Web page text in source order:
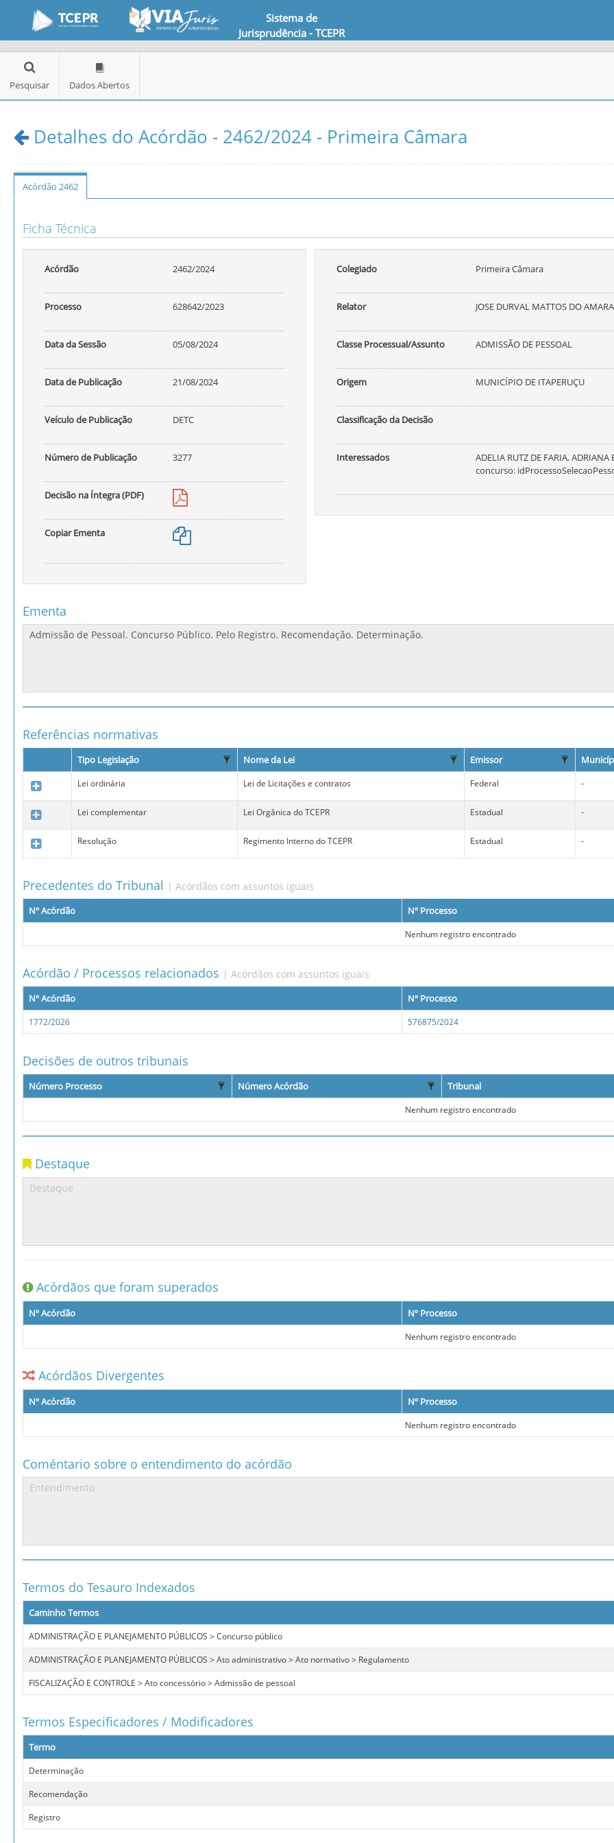
Sistema de
Jurisprudência - TCEPR
Pesquisar Dados Abertos
Detalhes do Acórdão - 2462/2024 - Primeira Câmara
Acórdão 2462
Ficha Técnica
Acórdão 2462/2024
Processo 628642/2023
Data da Sessão 05/08/2024
Data de Publicação 21/08/2024
Veículo de Publicação DETC
Número de Publicação 3277
Decisão na Íntegra (PDF)
Copiar Ementa
Colegiado Primeira Câmara
Relator JOSE DURVAL MATTOS DO
Classe Processual/Assunto ADMISSÃO DE PESSOAL
Origem MUNICÍPIO DE ITAPERUÇU
Classificação da Decisão
Interessados
ADELIA RUTZ DE FARIA,
concurso:
Ementa
Referências normativas
Tipo Legislação Nome da Lei Emissor
Lei ordinária Lei de Licitações e contratos Federal -
Lei complementar Lei Orgânica do TCEPR Estadual -
Resolução Regimento Interno do TCEPR Estadual -
Precedentes do Tribunal | Acórdãos com assuntos iguais
Nº Acórdão
Nº Processo
Nenhum registro encontrado
Acórdão / Processos relacionados | Acórdãos com assuntos iguais
Nº Acórdão
Nº Processo
1772/2026 576875/2024
Decisões de outros tribunais
Número Processo Número Acórdão Tribunal
Nenhum registro encontrado
Destaque
Acórdãos que foram superados
Nº Acórdão Nº Processo
Nenhum registro encontrado
Acórdãos Divergentes
Nº Acórdão Nº Processo
Nenhum registro encontrado
Coméntario sobre o entendimento do acórdão
Termos do Tesauro Indexados
Caminho Termos
ADMINISTRAÇÃO E PLANEJAMENTO PÚBLICOS > Concurso público
ADMINISTRAÇÃO E PLANEJAMENTO PÚBLICOS > Ato administrativo > Ato normativo > Regulamento
FISCALIZAÇÃO E CONTROLE > Ato concessório > Admissão de pessoal
Termos Especificadores / Modificadores
Termo
Determinação
Recomendação
Registro